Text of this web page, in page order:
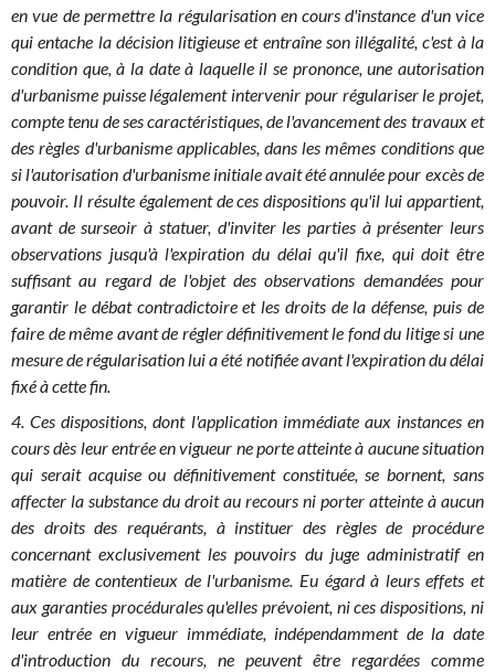
en vue de permettre la régularisation en cours d'instance d'un vice
qui entache la décision litigieuse et entraîne son illégalité, c'est à la
condition que, à la date à laquelle il se prononce, une autorisation
d'urbanisme puisse légalement intervenir pour régulariser le projet,
compte tenu de ses caractéristiques, de l'avancement des travaux et
des règles d'urbanisme applicables, dans les mêmes conditions que
si l'autorisation d'urbanisme initiale avait été annulée pour excès de
pouvoir. Il résulte également de ces dispositions qu'il lui appartient,
avant de surseoir à statuer, d'inviter les parties à présenter leurs
observations jusqu'à l'expiration du délai qu'il fixe, qui doit être
suffisant au regard de l'objet des observations demandées pour
garantir le débat contradictoire et les droits de la défense, puis de
faire de même avant de régler définitivement le fond du litige si une
mesure de régularisation lui a été notifiée avant l'expiration du délai
fixé à cette fin.
4. Ces dispositions, dont l'application immédiate aux instances en
cours dès leur entrée en vigueur ne porte atteinte à aucune situation
qui serait acquise ou définitivement constituée, se bornent, sans
affecter la substance du droit au recours ni porter atteinte à aucun
des droits des requérants, à instituer des règles de procédure
concernant exclusivement les pouvoirs du juge administratif en
matière de contentieux de l'urbanisme. Eu égard à leurs effets et
aux garanties procédurales qu'elles prévoient, ni ces dispositions, ni
leur entrée en vigueur immédiate, indépendamment de la date
d'introduction du recours, ne peuvent être regardées comme